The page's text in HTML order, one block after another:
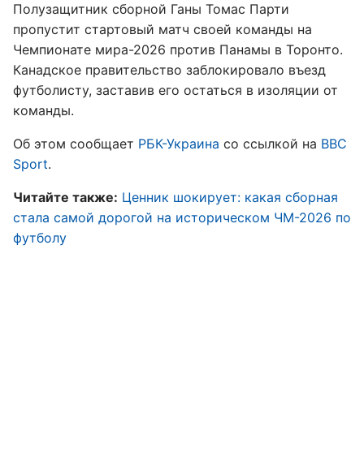
Полузащитник сборной Ганы Томас Парти
пропустит стартовый матч своей команды на
Чемпионате мира-2026 против Панамы в Торонто.
Канадское правительство заблокировало въезд
футболисту, заставив его остаться в изоляции от
команды.
Об этом сообщает РБК-Украина со ссылкой на BBC
Sport.
Читайте также: Ценник шокирует: какая сборная
стала самой дорогой на историческом ЧМ-2026 по
футболу